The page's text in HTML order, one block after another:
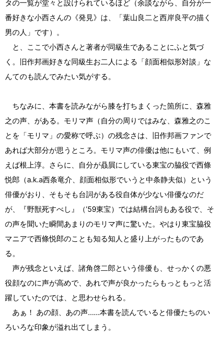
タの一覧が堂々と設けられているほど（余談ながら、自分が一
番好きな小西さんの《発見》は、「葉山良二と西岸良平の描く
男の人」です）。
と、ここで小西さんと著者が同級生であることにふと気づ
く。旧作邦画好きな同級生お二人による「顔面相似形対談」な
んてのも読んでみたい気がする。
ちなみに、本書を読みながら膝を打ちまくった箇所に、森雅
之の声、がある。モリマ声（自分の周りではみな、森雅之のこ
とを「モリマ」の愛称で呼ぶ）の残念さは、旧作邦画ファンで
あれば大部分が思うところ。モリマ声の俳優は他にもいて、例
えば根上淳。さらに、自分が贔屓にしている東宝の脇役で西條
悦郎（a.k.a西条竜介、顔面相似形でいうと中条静夫似）という
俳優がおり、そもそも台詞がある役自体が少ない俳優なのだ
が、『野獣死すべし』（’59東宝）では結構台詞もある役で、そ
の声を聞いた瞬間あまりのモリマ声に驚いた。やはり東宝脇役
マニアで西條悦郎のことも知る知人と盛り上がったものであ
る。
声が残念といえば、諸角啓二郎という俳優も、せっかくの悪
役顔なのに声が高めで、あれで声が良かったらもっともっと活
躍していたのでは、と思わせられる。
あぁ！ あの顔、あの声……本書を読んでいると俳優たちのい
ろいろな印象が溢れ出てしまう。